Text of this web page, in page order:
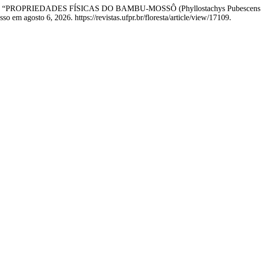
“PROPRIEDADES FÍSICAS DO BAMBU-MOSSÔ (Phyllostachys Pubescens
em agosto 6, 2026. https://revistas.ufpr.br/floresta/article/view/17109.